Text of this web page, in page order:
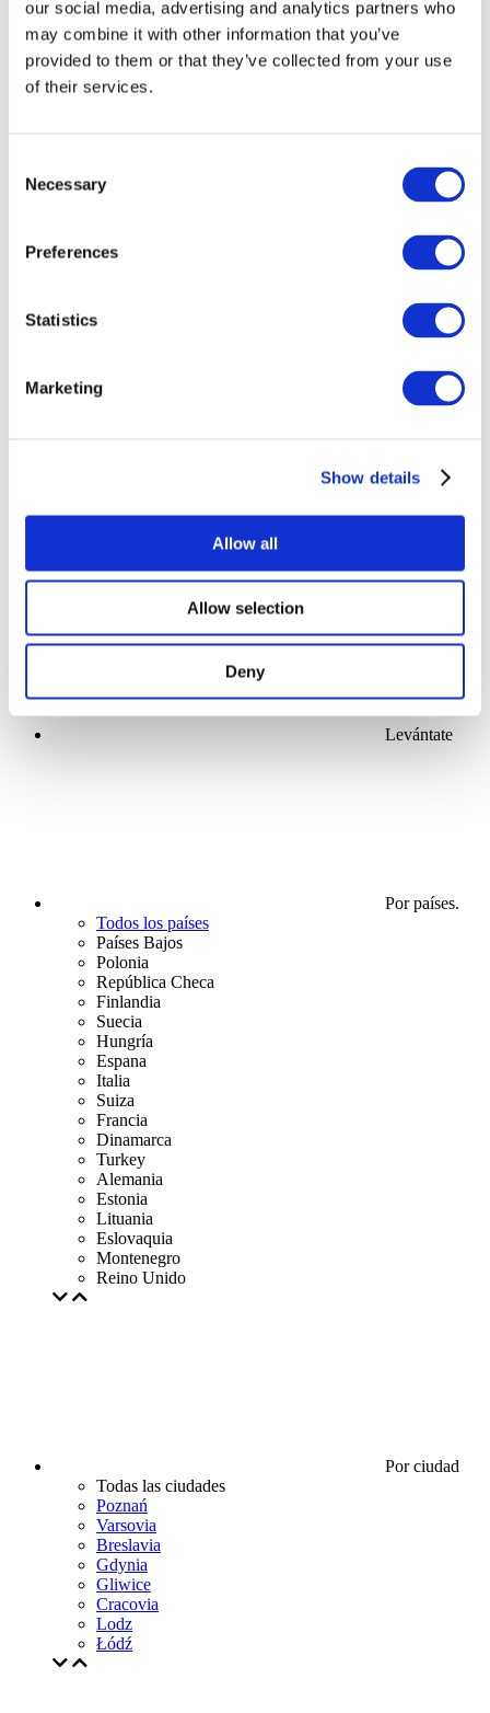
our social media, advertising and analytics partners who
may combine it with other information that you’ve
provided to them or that they’ve collected from your use
of their services.
Selection
Necessary
Preferences
Statistics
Marketing
Show details
Allow all
Allow selection
Deny
Eventos
Levántate
Por países.
Todos los países
Países Bajos
Polonia
República Checa
Finlandia
Suecia
Hungría
Espana
Italia
Suiza
Francia
Dinamarca
Turkey
Alemania
Estonia
Lituania
Eslovaquia
Montenegro
Reino Unido
Por ciudad
Todas las ciudades
Poznań
Varsovia
Breslavia
Gdynia
Gliwice
Cracovia
Lodz
Łódź